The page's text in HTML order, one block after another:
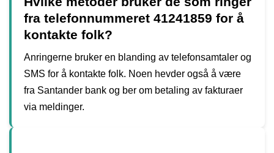
fra telefonnummeret 41241859 for å
kontakte folk?
Anringerne bruker en blanding av telefonsamtaler og
SMS for å kontakte folk. Noen hevder også å være
fra Santander bank og ber om betaling av fakturaer
via meldinger.